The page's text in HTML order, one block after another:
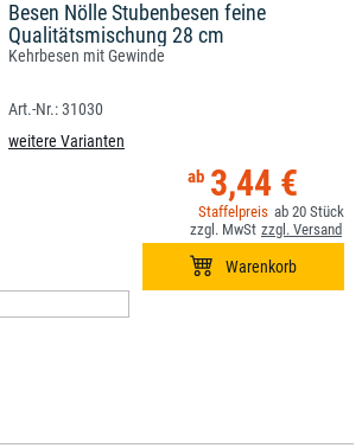
Besen Nölle Stubenbesen feine
Qualitätsmischung 28 cm
Kehrbesen mit Gewinde
31030
weitere Varianten
3,44 €
20